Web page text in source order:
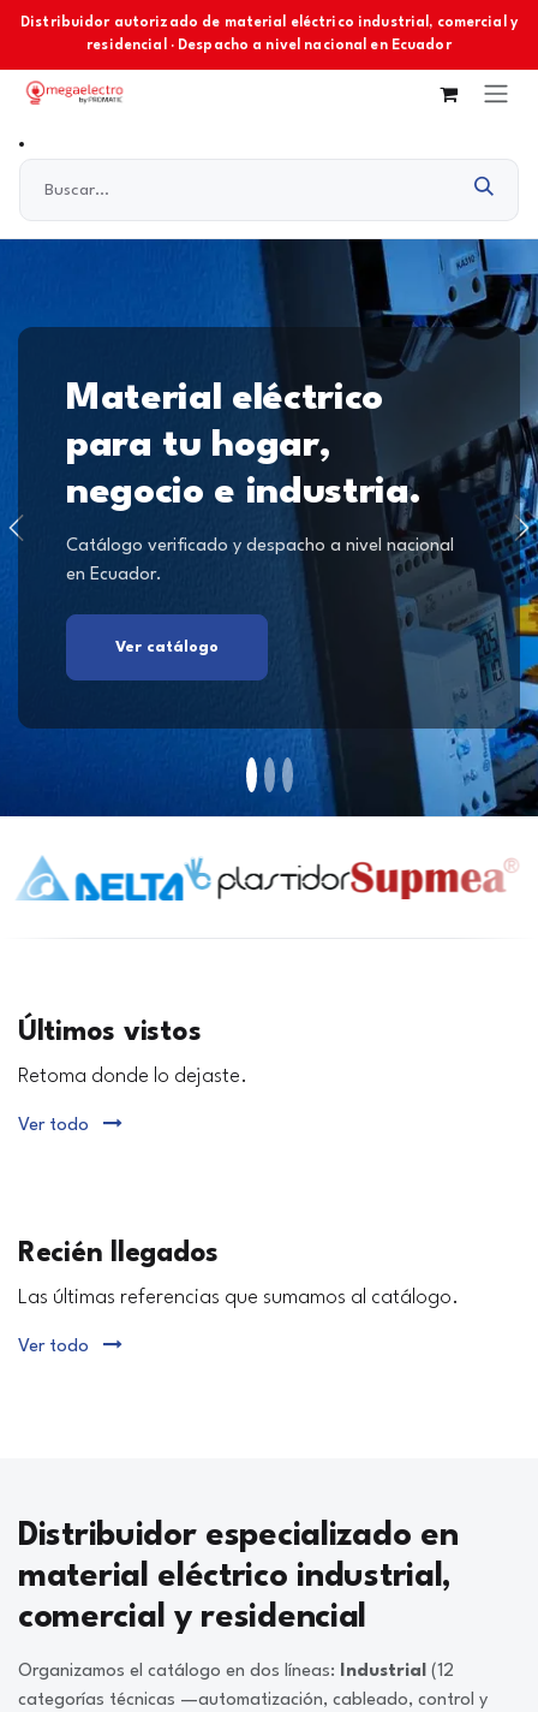
Ir al contenido
Distribuidor autorizado de material eléctrico industrial, comercial y
residencial · Despacho a nivel nacional en Ecuador
Material eléctrico
para tu hogar,
negocio e industria.
Catálogo verificado y despacho a nivel nacional
en Ecuador.
Ver catálogo
Últimos vistos
Retoma donde lo dejaste.
Ver todo
Recién llegados
Las últimas referencias que sumamos al catálogo.
Ver todo
Distribuidor especializado en
material eléctrico industrial,
comercial y residencial
Organizamos el catálogo en dos líneas: Industrial (12
categorías técnicas —automatización, cableado, control y